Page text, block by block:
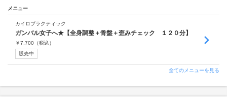
メニュー
カイロプラクティック
ガンバル女子へ★【全身調整＋骨盤＋歪みチェック １２０分】
￥7,700 （税込）
販売中
全てのメニューを見る